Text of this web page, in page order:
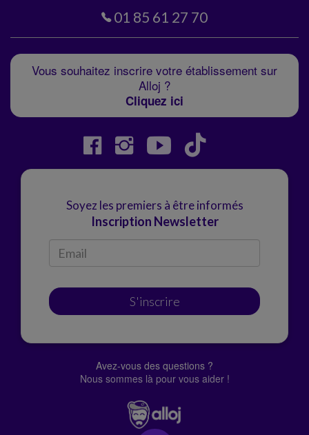
01 85 61 27 70
Vous souhaitez inscrire votre établissement sur
Alloj ?
Cliquez ici
Soyez les premiers à être informés
Inscription Newsletter
S'inscrire
Avez-vous des questions ?
Nous sommes là pour vous aider !